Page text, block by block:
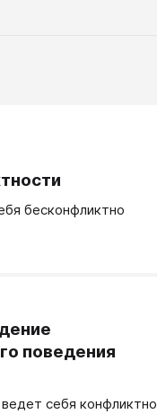
бесконфликтно
поведения
себя конфликтно